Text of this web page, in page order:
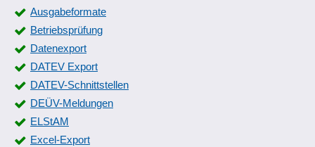
Ausgabeformate
Betriebsprüfung
Datenexport
DATEV Export
DATEV-Schnittstellen
DEÜV-Meldungen
ELStAM
Excel-Export